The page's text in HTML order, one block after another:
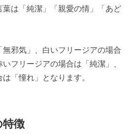
葉は「純潔」「親愛の情」「あど
邪気」、白いフリージアの場合
フリージアの場合は「純潔」、
「憧れ」となります。
徴